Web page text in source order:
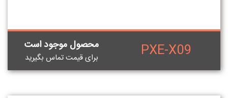
PXE-X09 محصول موجود است
برای قيمت تماس بگيريد